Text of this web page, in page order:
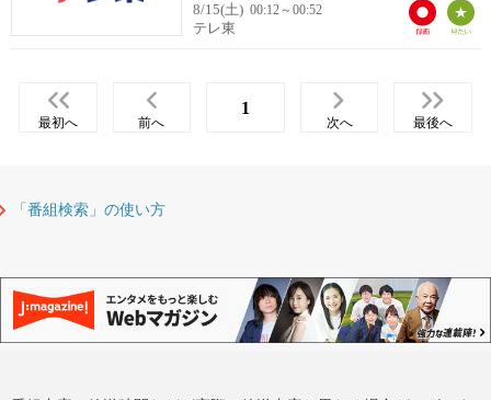
8/15(土) 00:12～00:52
テレ東
最初へ 前へ
1
次へ 最後へ
「番組検索」の使い方